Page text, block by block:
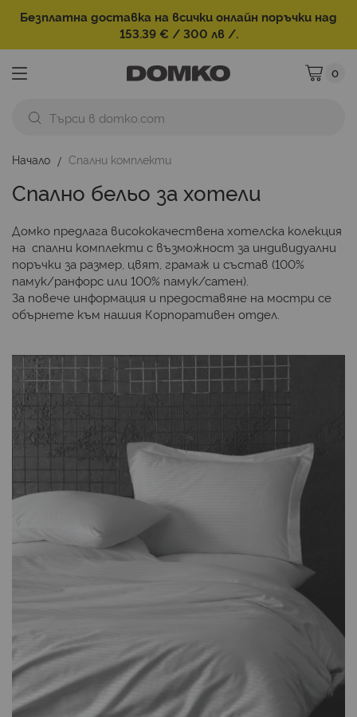
Безплатна доставка на всички онлайн поръчки над
153.39 € / 300 лв /.
Моята
0
Начало Спални комплекти
Спално бельо за хотели
Домко предлага висококачествена хотелска колекция
на спални комплекти с възможност за индивидуални
поръчки за размер, цвят, грамаж и състав (100%
памук/ранфорс или 100% памук/сатен).
За повече информация и предоставяне на мостри се
обърнете към нашия Корпоративен отдел.